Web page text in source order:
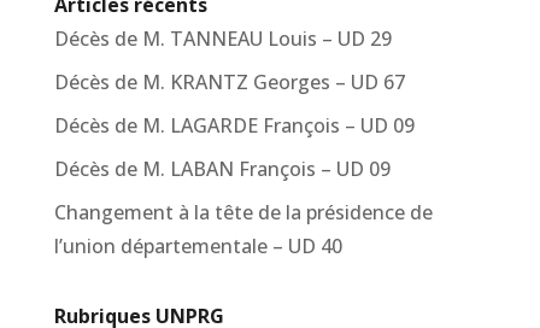
Décès de M. TANNEAU Louis – UD 29
Décès de M. KRANTZ Georges – UD 67
Décès de M. LAGARDE François – UD 09
Décès de M. LABAN François – UD 09
Changement à la tête de la présidence de
l’union départementale – UD 40
Rubriques UNPRG